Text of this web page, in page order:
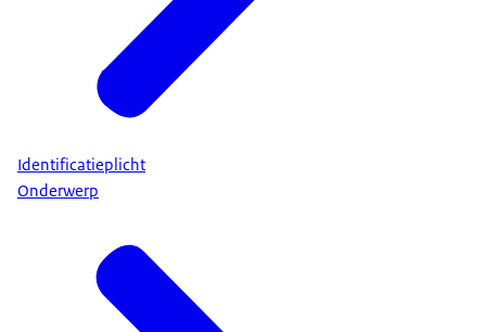
Identificatieplicht
Onderwerp